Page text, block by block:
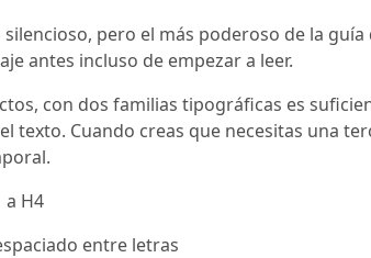
pero el más poderoso de la
antes incluso de empezar a leer.
con dos familias tipográficas es
texto. Cuando creas que necesitas una
a H4
entre letras